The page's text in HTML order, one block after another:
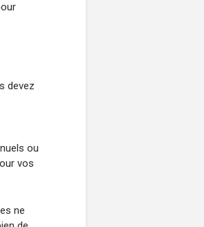
devez
ou
vos
ne